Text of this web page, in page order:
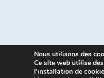
Nous utilisons des
Ce site web utilise
l’installation de